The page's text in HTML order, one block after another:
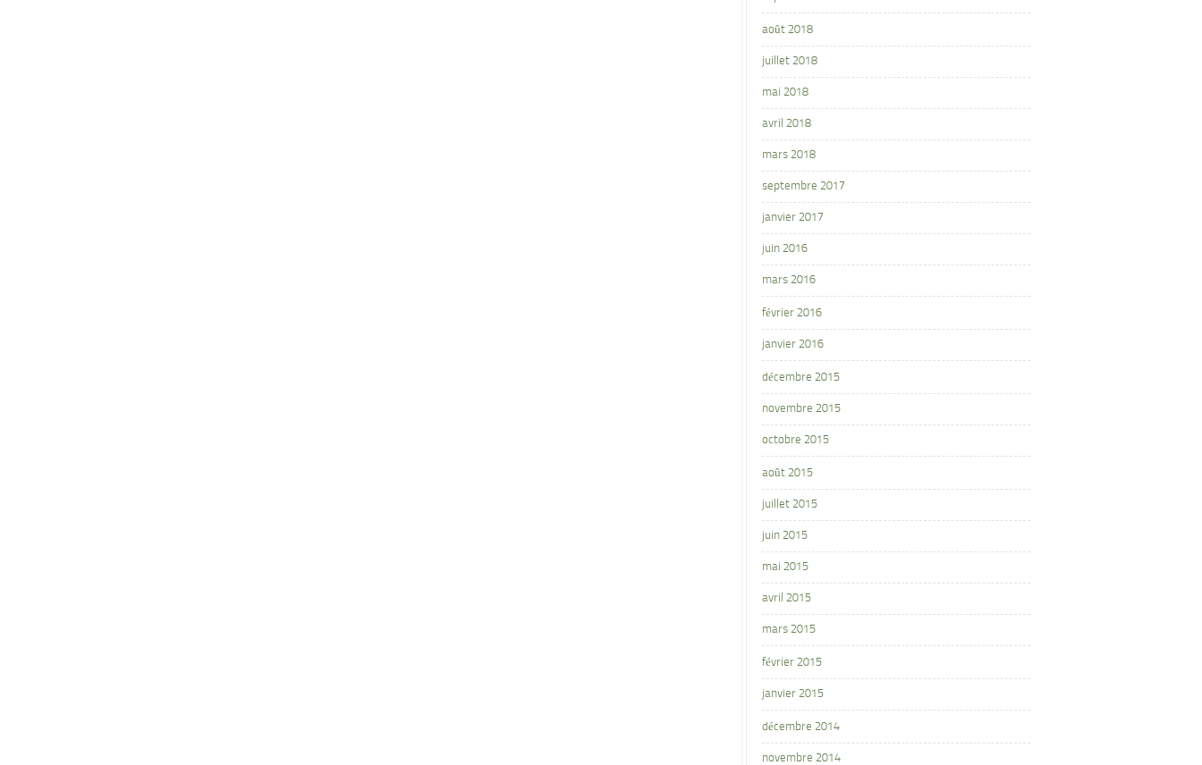
août 2018
juillet 2018
mai 2018
avril 2018
mars 2018
septembre 2017
janvier 2017
juin 2016
mars 2016
février 2016
janvier 2016
décembre 2015
novembre 2015
octobre 2015
août 2015
juillet 2015
juin 2015
mai 2015
avril 2015
mars 2015
février 2015
janvier 2015
décembre 2014
novembre 2014